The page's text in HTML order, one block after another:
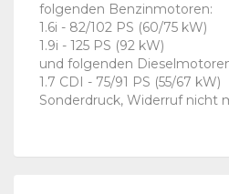
folgenden Benzinmotoren:
1.6i - 82/102 PS (60/75 kW)
1.9i - 125 PS (92 kW)
und folgenden
1.7 CDI - 75/91 PS (55/67 kW)
Sonderdruck, Widerruf nicht